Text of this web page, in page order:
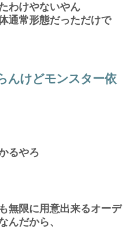
わけやないやん
通常形態だっただけで
んけどモンスター依
るやろ
無限に用意出来るオーデ
んだから、